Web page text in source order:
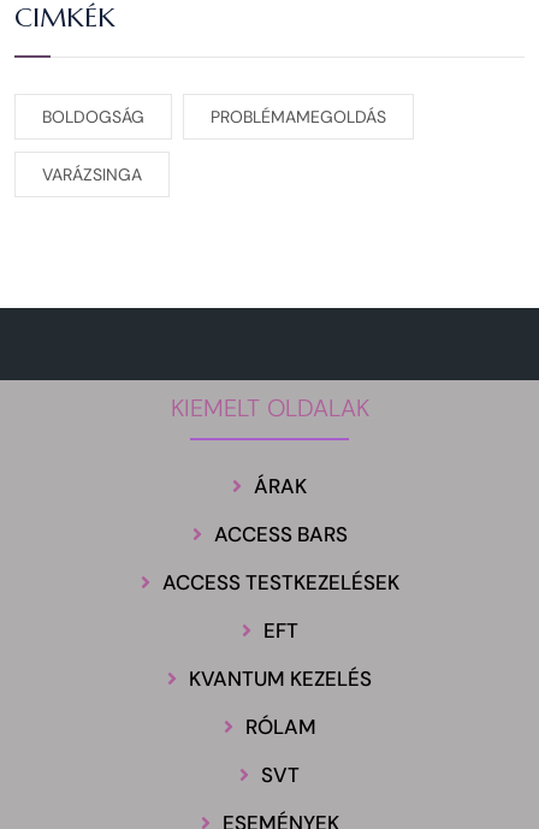
CIMKÉK
BOLDOGSÁG PROBLÉMAMEGOLDÁS
VARÁZSINGA
KIEMELT OLDALAK
ÁRAK
ACCESS BARS
ACCESS TESTKEZELÉSEK
EFT
KVANTUM KEZELÉS
RÓLAM
SVT
ESEMÉNYEK